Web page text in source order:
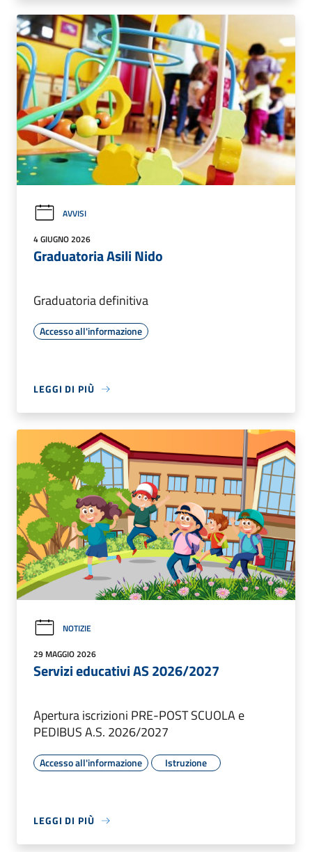
AVVISI
4 GIUGNO 2026
Graduatoria Asili Nido
Graduatoria definitiva
Accesso all'informazione
LEGGI DI PIÙ
NOTIZIE
29 MAGGIO 2026
Servizi educativi AS 2026/2027
Apertura iscrizioni PRE-POST SCUOLA e
PEDIBUS A.S. 2026/2027
Accesso all'informazione Istruzione
LEGGI DI PIÙ